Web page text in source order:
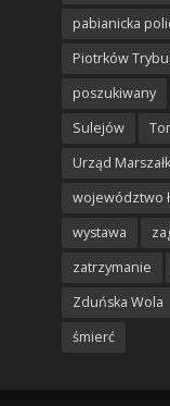
pabianicka
Piotrków
poszukiwany
Sulejów
Urząd
województwo
wystawa
zatrzymanie
Zduńska Wola
śmierć